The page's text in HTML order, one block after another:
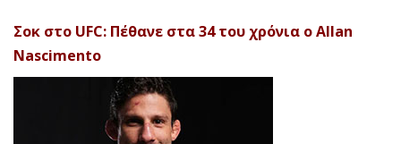
Σοκ στο UFC: Πέθανε στα 34 του χρόνια ο Allan
Nascimento